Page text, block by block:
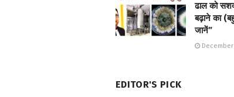
ढाल को
बढ़ाने का
जानें”
December
EDITOR'S PICK